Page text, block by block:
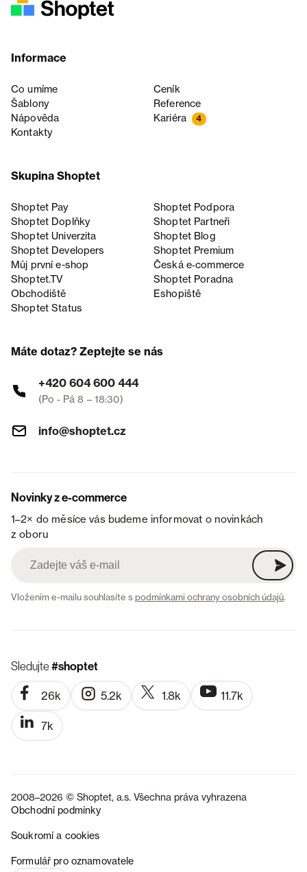
Informace
Co umíme
Ceník
Šablony
Reference
Nápověda
Kariéra 4
Kontakty
Skupina Shoptet
Shoptet Pay
Shoptet Podpora
Shoptet Doplňky
Shoptet Partneři
Shoptet Univerzita
Shoptet Blog
Shoptet Developers
Shoptet Premium
Můj první e-shop
Česká e‑commerce
Shoptet.TV
Shoptet Poradna
Obchodiště
Eshopiště
Shoptet Status
Máte dotaz? Zeptejte se nás
+420 604 600 444
(Po - Pá 8 – 18:30)
info@shoptet.cz
Novinky z e-commerce
1–2× do měsíce vás budeme informovat o novinkách
z oboru
Vložením e-mailu souhlasíte spodmínkami ochrany osobních údajů.
Sledujte#shoptet
26k 5.2k 1.8k 11.7k
7k
2008–2026 © Shoptet, a.s. Všechna práva vyhrazena
Obchodní podmínky
Soukromí a cookies
Formulář pro oznamovatele